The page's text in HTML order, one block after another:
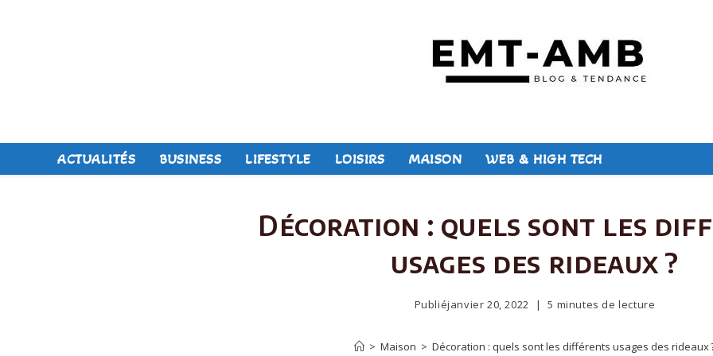
ACTUALITÉS BUSINESS LIFESTYLE LOISIRS MAISON WEB & HIGH TECH
Décoration : quels sont les
usages des rideaux ?
Publiéjanvier 20, 2022 5 minutes de lecture
> Maison > Décoration : quels sont les différents usages des rideaux